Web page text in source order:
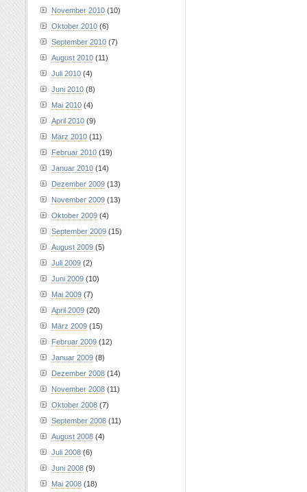
November 2010 (10)
Oktober 2010 (6)
September 2010 (7)
August 2010 (11)
Juli 2010 (4)
Juni 2010 (8)
Mai 2010 (4)
April 2010 (9)
März 2010 (11)
Februar 2010 (19)
Januar 2010 (14)
Dezember 2009 (13)
November 2009 (13)
Oktober 2009 (4)
September 2009 (15)
August 2009 (5)
Juli 2009 (2)
Juni 2009 (10)
Mai 2009 (7)
April 2009 (20)
März 2009 (15)
Februar 2009 (12)
Januar 2009 (8)
Dezember 2008 (14)
November 2008 (11)
Oktober 2008 (7)
September 2008 (11)
August 2008 (4)
Juli 2008 (6)
Juni 2008 (9)
Mai 2008 (18)